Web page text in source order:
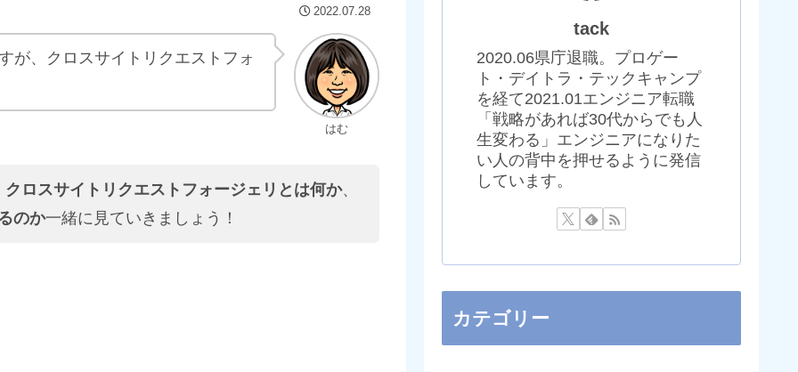
2022.07.28
はむ
が、クロスサイトリクエストフォ
クロスサイトリクエストフォージェリとは何か、
のか一緒に見ていきましょう！
tack
2020.06県庁退職。プロゲー
ト・デイトラ・テックキャンプ
を経て2021.01エンジニア転職
「戦略があれば30代からでも人
生変わる」エンジニアになりた
い人の背中を押せるように発信
しています。
カテゴリー